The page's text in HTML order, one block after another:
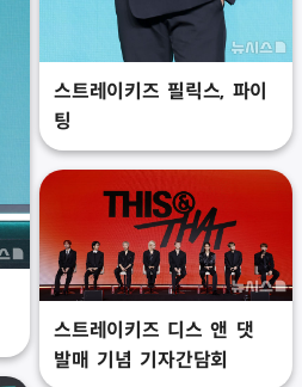
스트레이키즈 필릭스, 파이
팅
스트레이키즈 디스 앤 댓
발매 기념 기자간담회